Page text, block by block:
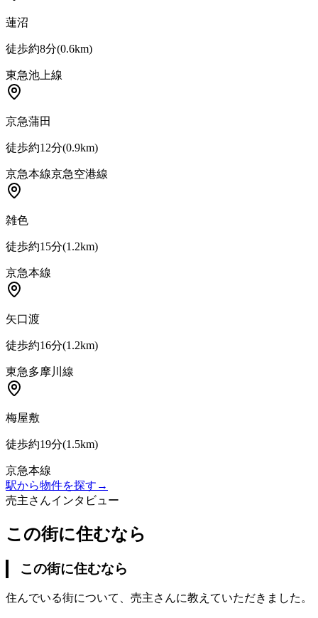
蓮沼
徒歩約8分(0.6km)
東急池上線
京急蒲田
徒歩約12分(0.9km)
京急本線京急空港線
雑色
徒歩約15分(1.2km)
京急本線
矢口渡
徒歩約16分(1.2km)
東急多摩川線
梅屋敷
徒歩約19分(1.5km)
京急本線
駅から物件を探す →
売主さんインタビュー
この街に住むなら
この街に住むなら
住んでいる街について、売主さんに教えていただきました。